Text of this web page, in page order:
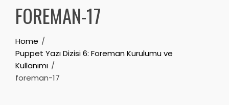
FOREMAN-17
Home
Puppet Yazı Dizisi 6: Foreman Kurulumu ve
Kullanımı
foreman-17